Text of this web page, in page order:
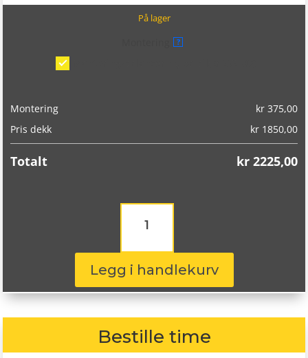
På lager
?
Montering kr375,00
Pris dekk
kr1850,00
Totalt kr2225,00
Goodyear
Ultragrip
3
MS
205/55R16
94T
antall
Legg i handlekurv
Bestille time